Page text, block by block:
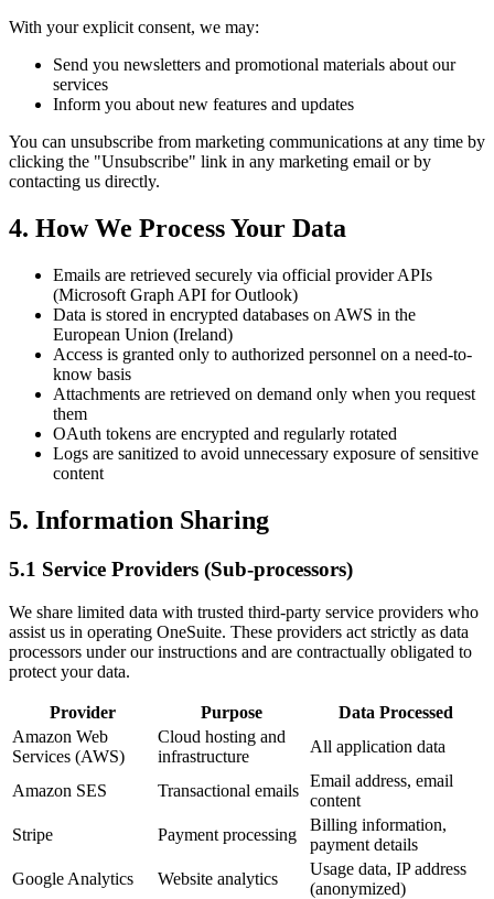
With your explicit consent, we may:
Send you newsletters and promotional materials about our
services
Inform you about new features and updates
You can unsubscribe from marketing communications at any time by
clicking the "Unsubscribe" link in any marketing email or by
contacting us directly.
4. How We Process Your Data
Emails are retrieved securely via official provider APIs
(Microsoft Graph API for Outlook)
Data is stored in encrypted databases on AWS in the
European Union (Ireland)
Access is granted only to authorized personnel on a need-to-
know basis
Attachments are retrieved on demand only when you request
them
OAuth tokens are encrypted and regularly rotated
Logs are sanitized to avoid unnecessary exposure of sensitive
content
5. Information Sharing
5.1 Service Providers (Sub-processors)
We share limited data with trusted third-party service providers who
assist us in operating OneSuite. These providers act strictly as data
processors under our instructions and are contractually obligated to
protect your data.
Provider Purpose
Data Processed
Amazon Web
Services (AWS)
Cloud hosting and
infrastructure
All application data
Amazon SES Transactional emails
Email address, email
content
Stripe
Payment processing
Billing information,
payment details
Google Analytics
Website analytics
Usage data, IP address
(anonymized)